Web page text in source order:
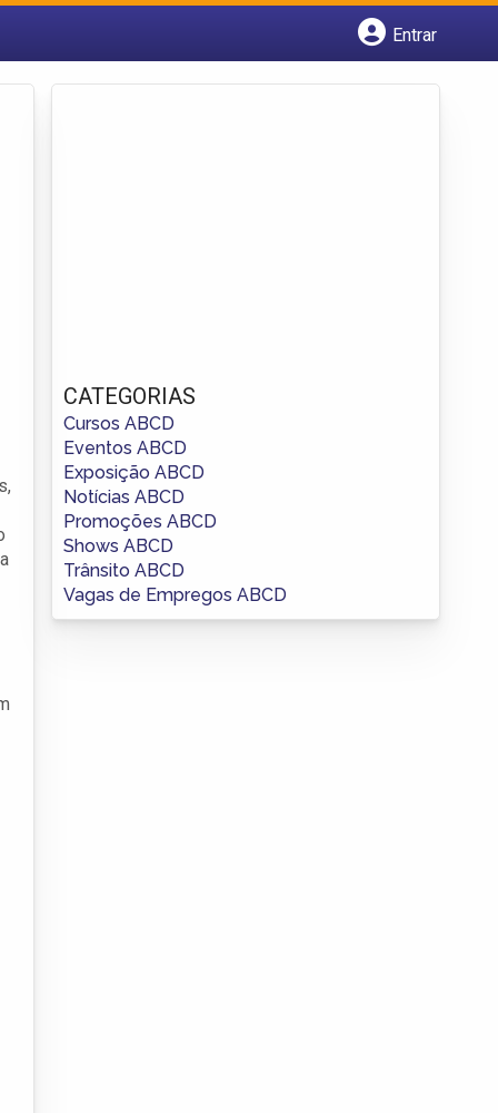
Entrar
CATEGORIAS
Cursos ABCD
Eventos ABCD
Exposição ABCD
Notícias ABCD
Promoções ABCD
Shows ABCD
Trânsito ABCD
Vagas de Empregos ABCD